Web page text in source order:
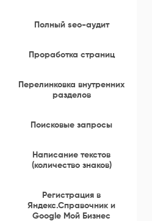
Полный seo-аудит
Проработка страниц
Перелинковка внутренних
разделов
Поисковые запросы
Написание текстов
(количество знаков)
Регистрация в
Яндекс.Справочник и
Google Мой Бизнес